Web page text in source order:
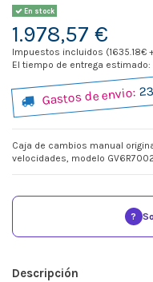
En stock
1.978,57 €
Impuestos incluidos (1635.18€ +
El tiempo de entrega estimado:
Gastos de envio:
Caja de cambios manual
velocidades, modelo
?
Descripción